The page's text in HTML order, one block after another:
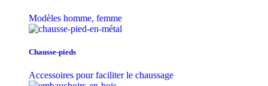
Modèles homme, femme
Chausse-pieds
Accessoires pour faciliter le chaussage